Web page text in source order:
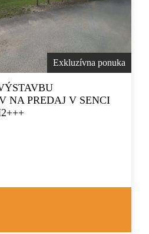
Exkluzívna ponuka
NA PREDAJ V SENCI